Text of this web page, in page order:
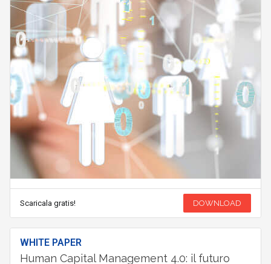
Scaricala gratis! DOWNLOAD
WHITE PAPER
Human Capital Management 4.0: il futuro